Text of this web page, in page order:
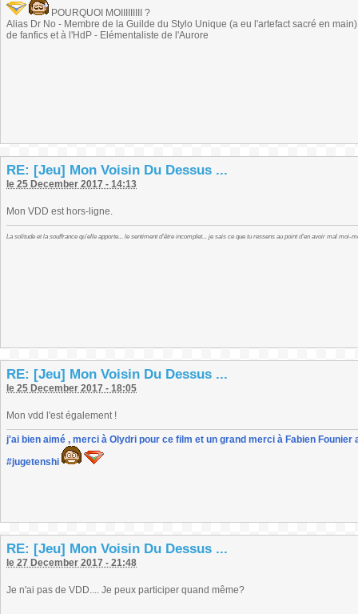
POURQUOI MOIIIIIIIII ?
Alias Dr No - Membre de la Guilde du Stylo Unique (a eu l'artefact sacré en
de fanfics et à l'HdP - Elémentaliste de l'Aurore
RE: [Jeu] Mon Voisin Du Dessus ...
le 25 December 2017 - 14:13
Mon VDD est hors-ligne.
La solitude et la souffrance qu'elle apporte... le sentiment d'être incomplet... je sais ce que tu ressens au point d'en avoir mal moi-
RE: [Jeu] Mon Voisin Du Dessus ...
le 25 December 2017 - 18:05
Mon vdd l'est également !
j'ai bien aimé , merci à Olydri pour ce film et un grand merci à Fabien
#jugetenshi
RE: [Jeu] Mon Voisin Du Dessus ...
le 27 December 2017 - 21:48
Je n'ai pas de VDD.... Je peux participer quand même?